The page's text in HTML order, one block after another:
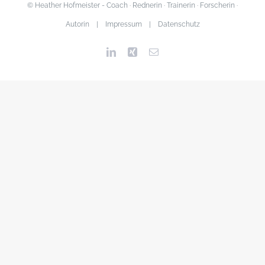
© Heather Hofmeister - Coach · Rednerin · Trainerin · Forscherin ·
Autorin | Impressum| Datenschutz
LinkedInXing E-